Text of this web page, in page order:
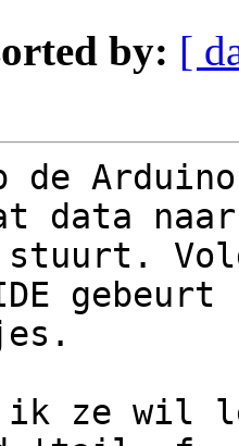
by: [
de
data
gebeurt
ze wil